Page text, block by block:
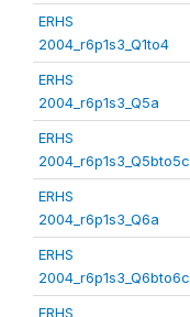
ERHS
2004_r6p1s3_Q1to4
ERHS
2004_r6p1s3_Q5a
ERHS
2004_r6p1s3_Q5bto5c
ERHS
2004_r6p1s3_Q6a
ERHS
2004_r6p1s3_Q6bto6c
ERHS